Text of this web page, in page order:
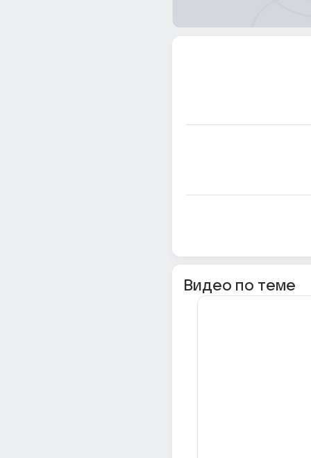
Видео по теме